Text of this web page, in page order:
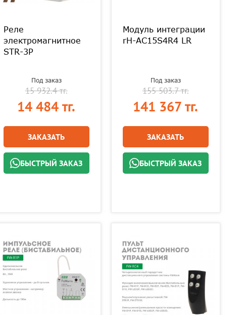
Реле
электромагнитное
STR-3P
Под заказ
15 932.4 тг.
14 484 тг.
ЗАКАЗАТЬ
БЫСТРЫЙ ЗАКАЗ
Модуль интеграции
rH-AC15S4R4 LR
Под заказ
155 503.7 тг.
141 367 тг.
ЗАКАЗАТЬ
БЫСТРЫЙ ЗАКАЗ